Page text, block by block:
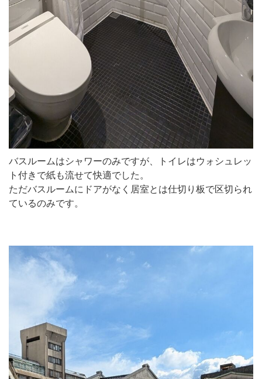
バスルームはシャワーのみですが、トイレはウォシュレッ
ト付きで紙も流せて快適でした。
ただバスルームにドアがなく居室とは仕切り板で区切られ
ているのみです。